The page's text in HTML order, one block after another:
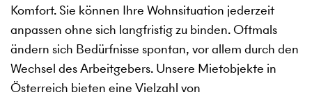
Komfort. Sie können Ihre Wohnsituation jederzeit
anpassen ohne sich langfristig zu binden. Oftmals
ändern sich Bedürfnisse spontan, vor allem durch den
Wechsel des Arbeitgebers. Unsere Mietobjekte in
Österreich bieten eine Vielzahl von